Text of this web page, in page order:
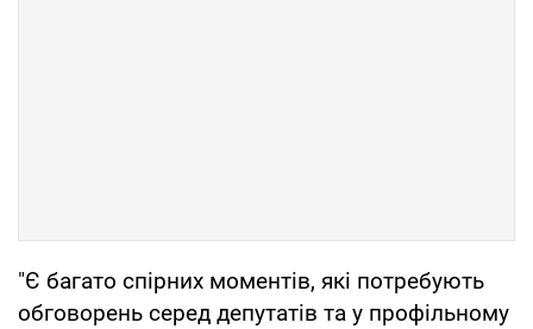
"Є багато спірних моментів, які потребують
обговорень серед депутатів та у профільному